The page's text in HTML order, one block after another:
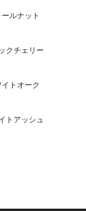
ールナット
クチェリー
イトオーク
トアッシュ